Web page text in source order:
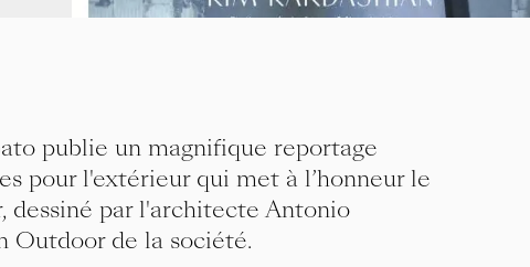
publie un magnifique reportage
pour l'extérieur qui met à l’honneur le
dessiné par l'architecte Antonio
de la société.